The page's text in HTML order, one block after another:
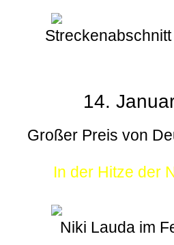
14.
Großer Preis von
In der Hitze der
Niki Lauda im